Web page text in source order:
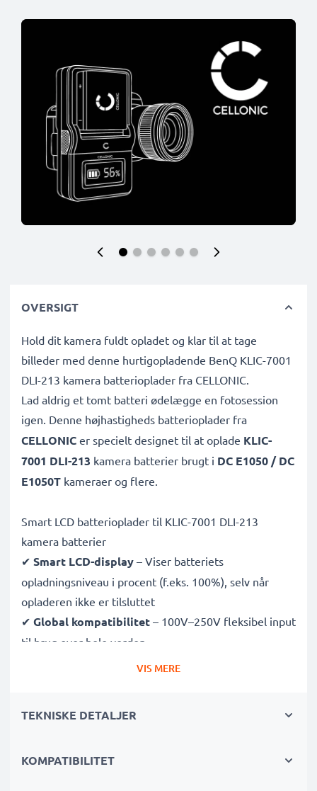
OVERSIGT
Hold dit kamera fuldt opladet og klar til at tage
billeder med denne hurtigopladende BenQ KLIC-7001
DLI-213 kamera batterioplader fra CELLONIC.
Lad aldrig et tomt batteri ødelægge en fotosession
igen. Denne højhastigheds batterioplader fra
CELLONIC er specielt designet til at oplade KLIC-
7001 DLI-213 kamera batterier brugt i DC E1050 / DC
E1050T kameraer og flere.
Smart LCD batterioplader til KLIC-7001 DLI-213
kamera batterier
✔ Smart LCD-display – Viser batteriets
opladningsniveau i procent (f.eks. 100%), selv når
opladeren ikke er tilsluttet
✔ Global kompatibilitet – 100V–250V fleksibel input
til brug over hele verden
Intelligent opladning– Skånsom, variabel
med beskyttelse mod overopladning, overophedning
VIS MERE
TEKNISKE DETALJER
KOMPATIBILITET